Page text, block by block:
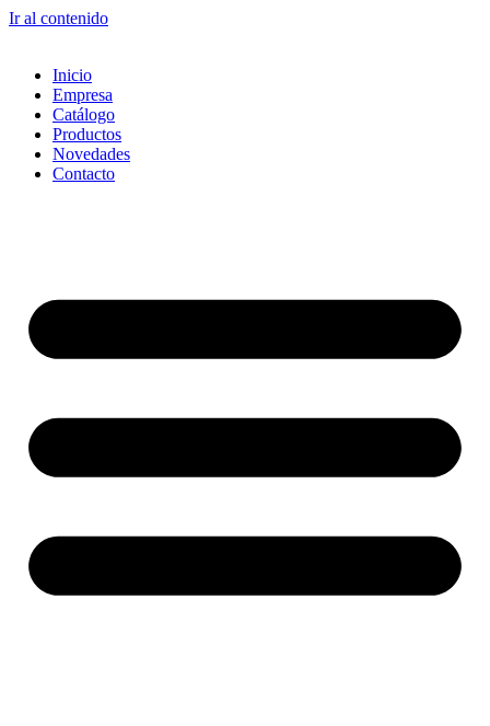
Ir al contenido
Inicio
Empresa
Catálogo
Productos
Novedades
Contacto